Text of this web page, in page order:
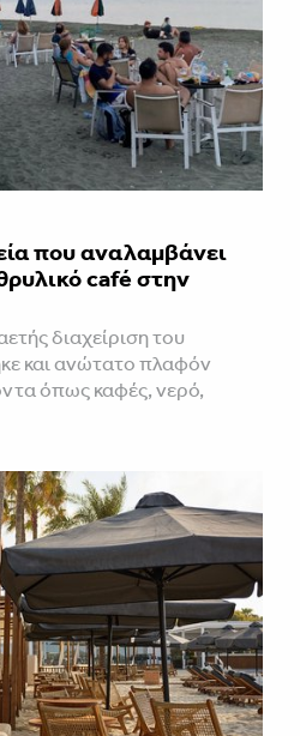
που αναλαμβάνει
café στην
διαχείριση του
και ανώτατο πλαφόν
όπως καφές, νερό,